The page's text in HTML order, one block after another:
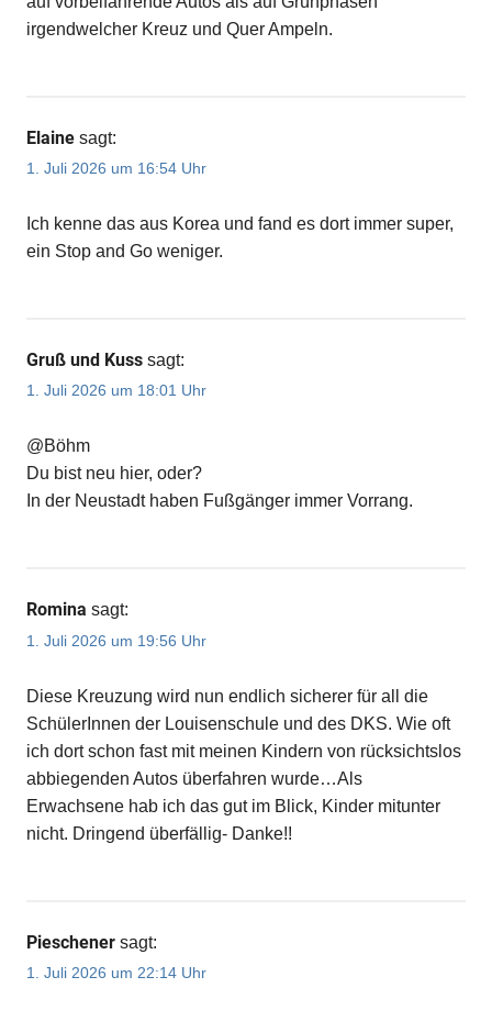
irgendwelcher Kreuz und Quer Ampeln.
Elaine sagt:
1. Juli 2026 um 16:54 Uhr
Ich kenne das aus Korea und fand es dort immer super,
ein Stop and Go weniger.
Gruß und Kuss sagt:
1. Juli 2026 um 18:01 Uhr
@Böhm
Du bist neu hier, oder?
In der Neustadt haben Fußgänger immer Vorrang.
Romina sagt:
1. Juli 2026 um 19:56 Uhr
Diese Kreuzung wird nun endlich sicherer für all die
SchülerInnen der Louisenschule und des DKS. Wie oft
ich dort schon fast mit meinen Kindern von rücksichtslos
abbiegenden Autos überfahren wurde…Als
Erwachsene hab ich das gut im Blick, Kinder mitunter
nicht. Dringend überfällig- Danke!!
Pieschener sagt:
1. Juli 2026 um 22:14 Uhr